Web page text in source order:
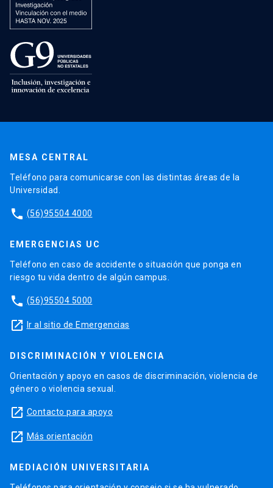
MESA CENTRAL
Teléfono para comunicarse con las distintas áreas de la
Universidad.
phone (56)95504 4000
EMERGENCIAS UC
Teléfono en caso de accidente o situación que ponga en
riesgo tu vida dentro de algún campus.
phone (56)95504 5000
launch Ir al sitio de Emergencias
DISCRIMINACIÓN Y VIOLENCIA
Orientación y apoyo en casos de discriminación, violencia de
género o violencia sexual.
launch Contacto para apoyo
launch Más orientación
MEDIACIÓN UNIVERSITARIA